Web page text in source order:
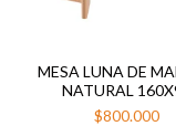
MESA LUNA DE
NATURAL
$800.000